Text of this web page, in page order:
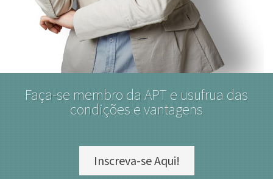
Faça-se membro da APT e usufrua das
condições e vantagens
Inscreva-se Aqui!